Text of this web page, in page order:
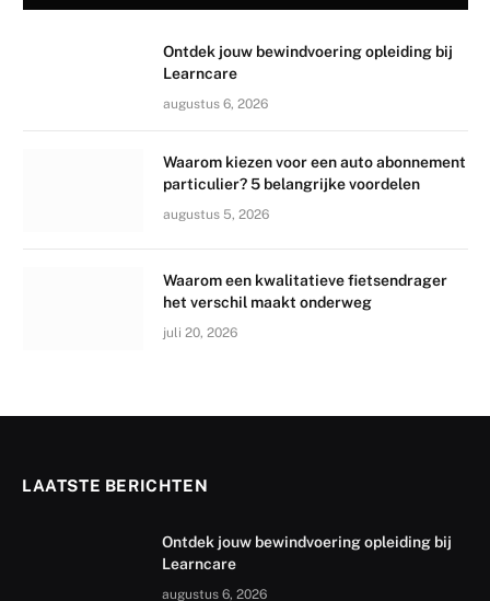
Ontdek jouw bewindvoering opleiding bij
Learncare
augustus 6, 2026
Waarom kiezen voor een auto abonnement
particulier? 5 belangrijke voordelen
augustus 5, 2026
Waarom een kwalitatieve fietsendrager
het verschil maakt onderweg
juli 20, 2026
LAATSTE BERICHTEN
Ontdek jouw bewindvoering opleiding bij
Learncare
augustus 6, 2026